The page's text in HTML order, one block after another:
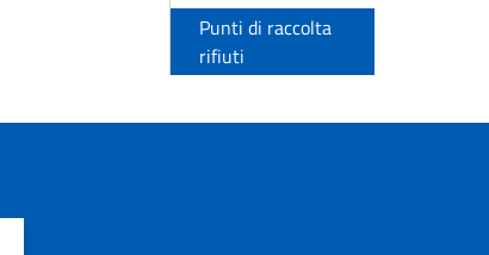
Punti di raccolta
rifiuti